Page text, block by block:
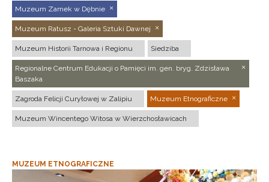
Muzeum Zamek w Dębnie
Muzeum Ratusz - Galeria Sztuki Dawnej
Muzeum Historii Tarnowa i Regionu Siedziba
Regionalne Centrum Edukacji o Pamięci im. gen. bryg. Zdzisława
Baszaka
Zagroda Felicji Curyłowej w Zalipiu Muzeum Etnograficzne
Muzeum Wincentego Witosa w Wierzchosławicach
MUZEUM ETNOGRAFICZNE